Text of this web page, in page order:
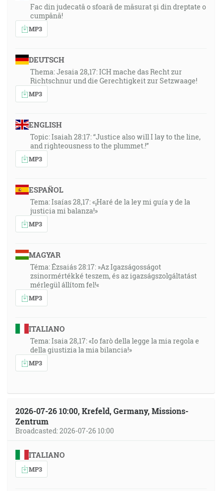
Fac din judecată o sfoară de măsurat și din dreptate o
cumpănă!
MP3
DEUTSCH
Thema: Jesaia 28,17: ICH mache das Recht zur
Richtschnur und die Gerechtigkeit zur Setzwaage!
MP3
ENGLISH
Topic: Isaiah 28:17: “Justice also will I lay to the line,
and righteousness to the plummet.!”
MP3
ESPAÑOL
Tema: Isaías 28,17: «¡Haré de la ley mi guía y de la
justicia mi balanza!»
MP3
MAGYAR
Téma: Ézsaiás 28:17: »Az Igazságosságot
zsinormértékké teszem, és az igazságszolgáltatást
mérlegül állítom fel!«
MP3
ITALIANO
Tema: Isaia 28,17: «Io farò della legge la mia regola e
della giustizia la mia bilancia!»
MP3
2026-07-26 10:00, Krefeld, Germany, Missions-
Zentrum
Broadcasted: 2026-07-26 10:00
ITALIANO
MP3